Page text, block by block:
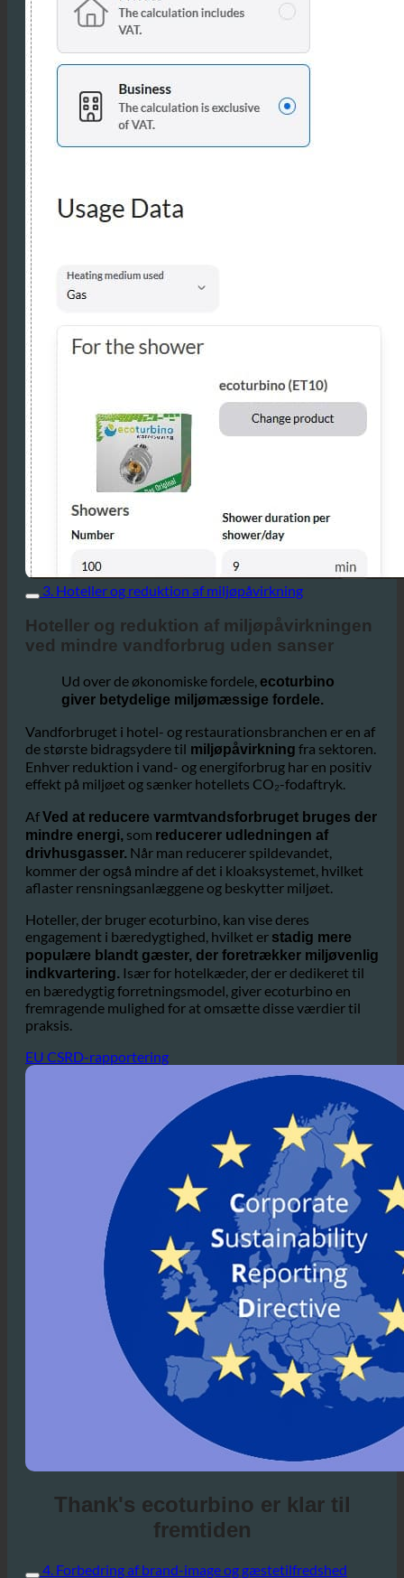
3. Hoteller og reduktion af miljøpåvirkning
ved mindre vandforbrug uden sanser
giver betydelige miljømæssige fordele.
Vandforbruget i hotel- og restaurationsbranchen er en af
de største bidragsydere tilmiljøpåvirkningfra sektoren.
effekt på miljøet og sænker hotellets CO₂-fodaftryk.
AfVed at reducere varmtvandsforbruget bruges der
mindre energi,somreducerer udledningen af
drivhusgasser.Når man reducerer spildevandet,
aflaster rensningsanlæggene og beskytter miljøet.
Hoteller, der bruger ecoturbino, kan vise deres
engagement i bæredygtighed, hvilket erstadig mere
populære blandt gæster, der foretrækker miljøvenlig
indkvartering.Især for hotelkæder, der er dedikeret til
en bæredygtig forretningsmodel, giver ecoturbino en
praksis.
Thank's ecoturbino er klar til
fremtiden